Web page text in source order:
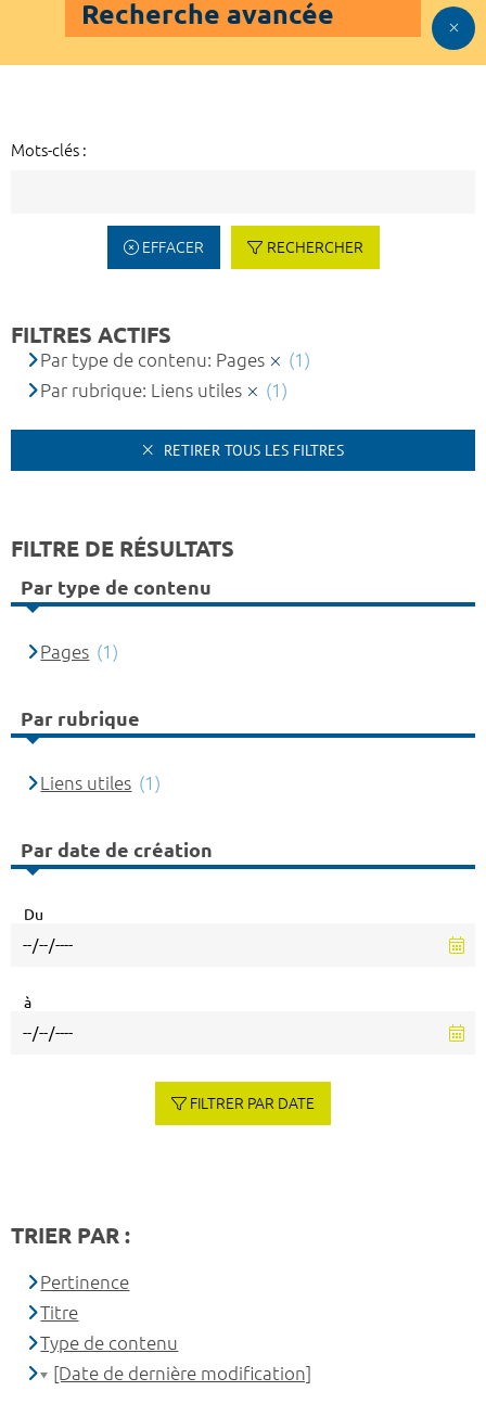
Recherche avancée
Mots-clés :
EFFACER RECHERCHER
FILTRES ACTIFS
Par type de contenu: Pages
(1)
Par rubrique: Liens utiles
(1)
RETIRER TOUS LES FILTRES
FILTRE DE RÉSULTATS
Par type de contenu
Pages (1)
Par rubrique
Liens utiles (1)
Par date de création
Du
à
FILTRER PAR DATE
TRIER PAR :
Pertinence
Titre
Type de contenu
[Date de dernière modification]